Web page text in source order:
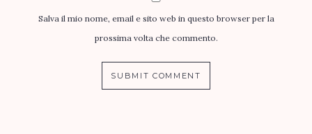
Salva il mio nome, email e sito web in questo browser per la
prossima volta che commento.